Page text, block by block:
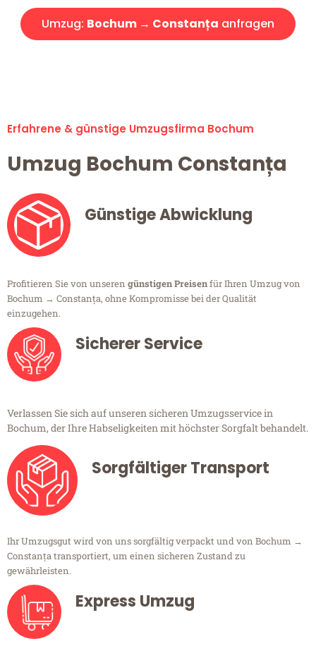
Umzug: Bochum → Constanța anfragen
Erfahrene & günstige Umzugsfirma Bochum
Umzug Bochum Constanța
Günstige Abwicklung
Profitieren Sie von unseren günstigen Preisenfür Ihren Umzug von
Bochum → Constanța, ohne Kompromisse bei der Qualität
einzugehen.
Sicherer Service
Verlassen Sie sich auf unseren sicheren Umzugsservice in
Bochum, der Ihre Habseligkeiten mit höchster Sorgfalt behandelt.
Sorgfältiger Transport
Ihr Umzugsgut wird von uns sorgfältig verpackt und von Bochum →
Constanța transportiert, um einen sicheren Zustand zu
gewährleisten.
Express Umzug